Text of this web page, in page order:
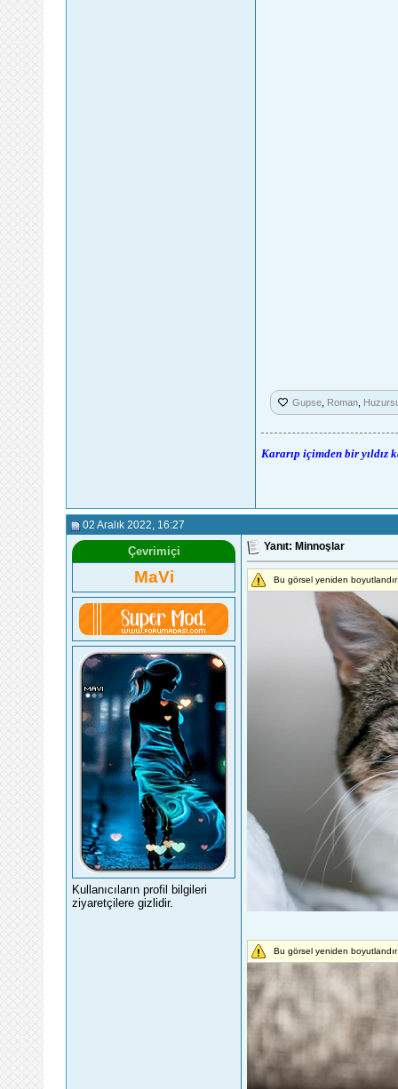
Gupse Roman
Kararıp içimden bir yıldız
02 Aralık 2022 , 16:27
Çevrimiçi
MaVi
Kullanıcıların profil bilgileri
ziyaretçilere gizlidir.
Yanıt: Minnoşlar
Bu görsel yeniden
Bu görsel yeniden